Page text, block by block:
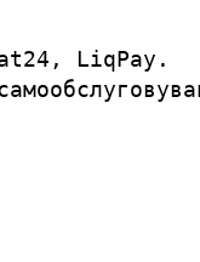
LiqPay.